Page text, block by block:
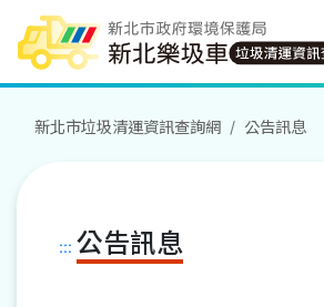
跳到主要內容區塊
新北市垃圾清運資訊查詢網 公告訊息
::: 公告訊息